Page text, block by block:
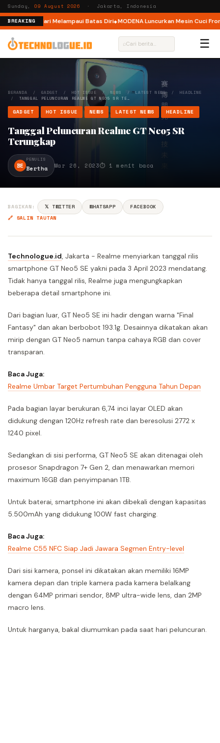
Sunday, 09 August 2026 · Jakarta, Indonesia
BREAKING
Ajak Pelari Melampaui Batas Diri MODENA Luncurkan Mesin Cuci
⌕ ☰
BERANDA / GADGET / HOT ISSUE / NEWS /LATEST NEWS/ HEADLINE
/ TANGGAL PELUNCURAN REALME GT NEO5 SR TE…
GADGET HOT ISSUE NEWS LATEST NEWS HEADLINE
Tanggal Peluncuran Realme GT Neo5 SR
Terungkap
BE
PENULIS
Bertha Mar 26, 2023⏱ 1 menit baca
BAGIKAN: 𝕏 TWITTER WHATSAPP
FACEBOOK
🔗 SALIN TAUTAN
Technologue.id, Jakarta - Realme menyiarkan tanggal rilis
smartphone GT Neo5 SE yakni pada 3 April 2023 mendatang.
Tidak hanya tanggal rilis, Realme juga mengungkapkan
beberapa detail smartphone ini.
Dari bagian luar, GT Neo5 SE ini hadir dengan warna "Final
Fantasy" dan akan berbobot 193.1g. Desainnya dikatakan akan
mirip dengan GT Neo5 namun tanpa cahaya RGB dan cover
transparan.
Baca Juga:
Realme Umbar Target Pertumbuhan Pengguna Tahun Depan
Pada bagian layar berukuran 6,74 inci layar OLED akan
didukung dengan 120Hz refresh rate dan beresolusi 2772 x
1240 pixel.
Sedangkan di sisi performa, GT Neo5 SE akan ditenagai oleh
prosesor Snapdragon 7+ Gen 2, dan menawarkan memori
maximum 16GB dan penyimpanan 1TB.
Untuk baterai, smartphone ini akan dibekali dengan kapasitas
5.500mAh yang didukung 100W fast charging.
Baca Juga:
Realme C55 NFC Siap Jadi Jawara Segmen Entry-level
Dari sisi kamera, ponsel ini dikatakan akan memiliki 16MP
kamera depan dan triple kamera pada kamera belalkang
dengan 64MP primari sendor, 8MP ultra-wide lens, dan 2MP
macro lens.
Untuk harganya, bakal diumumkan pada saat hari peluncuran.